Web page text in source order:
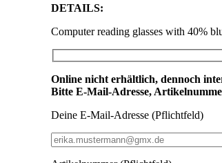
DETAILS:
Computer reading glasses with 40%
Online nicht erhältlich, dennoch
Bitte E-Mail-Adresse,
Deine E-Mail-Adresse (Pflichtfeld)